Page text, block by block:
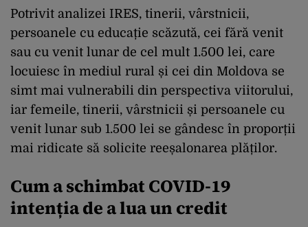
Potrivit analizei IRES, tinerii, vârstnicii,
persoanele cu educație scăzută, cei fără venit
sau cu venit lunar de cel mult 1.500 lei, care
locuiesc în mediul rural și cei din Moldova se
simt mai vulnerabili din perspectiva viitorului,
iar femeile, tinerii, vârstnicii și persoanele cu
venit lunar sub 1.500 lei se gândesc în proporții
mai ridicate să solicite reeșalonarea plăților.
Cum a schimbat COVID-19
intenția de a lua un credit